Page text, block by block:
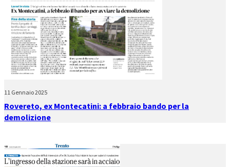
11 Gennaio 2025
Rovereto, ex Montecatini: a febbraio bando per la
demolizione